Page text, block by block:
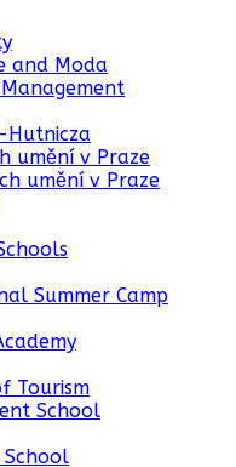
and Moda
Hutnicza
umění v Praze
umění v Praze
Summer Camp
Tourism
School